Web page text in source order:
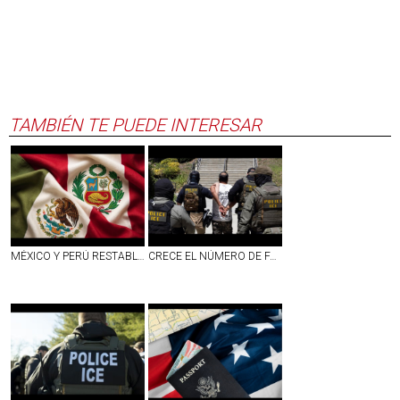
TAMBIÉN TE PUEDE INTERESAR
MÉXICO Y PERÚ RESTABLECEN RELACIONES DIPLOMÁTICAS CRECE EL NÚMERO DE FAMILIAS SEPARADAS POR ICE; 17 MIL DETENIDOS SON PADRES DE NIÑOS ESTADOUNIDENSES